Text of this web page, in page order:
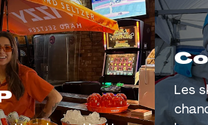
Les